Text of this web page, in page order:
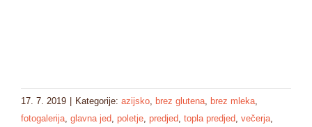
17. 7. 2019 Kategorije: azijsko, brez glutena, brez mleka,
fotogalerija, glavna jed, poletje, predjed, topla predjed, večerja,